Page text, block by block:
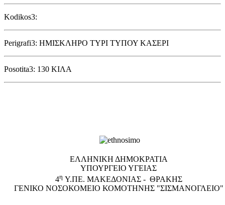
Kodikos3:
Perigrafi3: ΗΜΙΣΚΛΗΡΟ ΤΥΡΙ ΤΥΠΟΥ ΚΑΣΕΡΙ
Posotita3: 130 ΚΙΛΑ
EΛΛΗΝΙΚΗ ΔΗΜΟΚΡΑΤΙΑ
ΥΠΟΥΡΓΕΙΟ ΥΓΕΙΑΣ
4η Υ.ΠΕ. ΜΑΚΕΔΟΝΙΑΣ - ΘΡΑΚΗΣ
ΓΕΝΙΚΟ NΟΣΟΚΟΜΕΙΟ ΚΟΜΟΤΗΝΗΣ "ΣΙΣΜΑΝΟΓΛΕΙΟ"